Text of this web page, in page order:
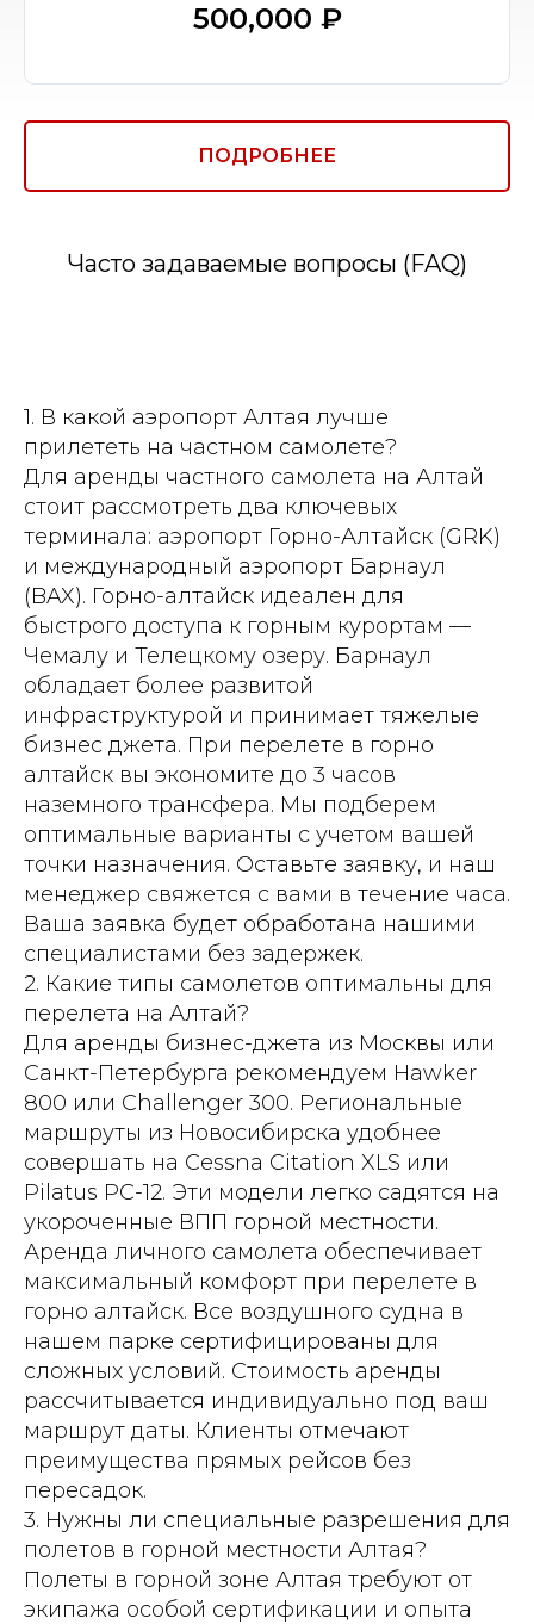
500,000 ₽
ПОДРОБНЕЕ
Часто задаваемые вопросы (FAQ)
1. В какой аэропорт Алтая лучше
прилететь на частном самолете?
Для аренды частного самолета на Алтай
стоит рассмотреть два ключевых
терминала: аэропорт Горно-Алтайск (GRK)
и международный аэропорт Барнаул
(BAX). Горно-алтайск идеален для
быстрого доступа к горным курортам —
Чемалу и Телецкому озеру. Барнаул
обладает более развитой
инфраструктурой и принимает тяжелые
бизнес джета. При перелете в горно
алтайск вы экономите до 3 часов
наземного трансфера. Мы подберем
оптимальные варианты с учетом вашей
точки назначения. Оставьте заявку, и наш
менеджер свяжется с вами в течение часа.
Ваша заявка будет обработана нашими
специалистами без задержек.
2. Какие типы самолетов оптимальны для
перелета на Алтай?
Для аренды бизнес-джета из Москвы или
Санкт-Петербурга рекомендуем Hawker
800 или Challenger 300. Региональные
маршруты из Новосибирска удобнее
совершать на Cessna Citation XLS или
Pilatus PC-12. Эти модели легко садятся на
укороченные ВПП горной местности.
Аренда личного самолета обеспечивает
максимальный комфорт при перелете в
горно алтайск. Все воздушного судна в
нашем парке сертифицированы для
сложных условий. Стоимость аренды
рассчитывается индивидуально под ваш
маршрут даты. Клиенты отмечают
преимущества прямых рейсов без
пересадок.
3. Нужны ли специальные разрешения для
полетов в горной местности Алтая?
Полеты в горной зоне Алтая требуют от
экипажа особой сертификации и опыта